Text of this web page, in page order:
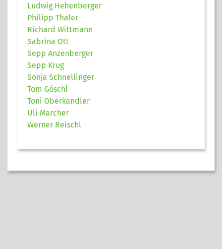
Ludwig Hehenberger
Philipp Thaler
Richard Wittmann
Sabrina Ott
Sepp Anzenberger
Sepp Krug
Sonja Schnellinger
Tom Göschl
Toni Oberkandler
Uli Marcher
Werner Reischl